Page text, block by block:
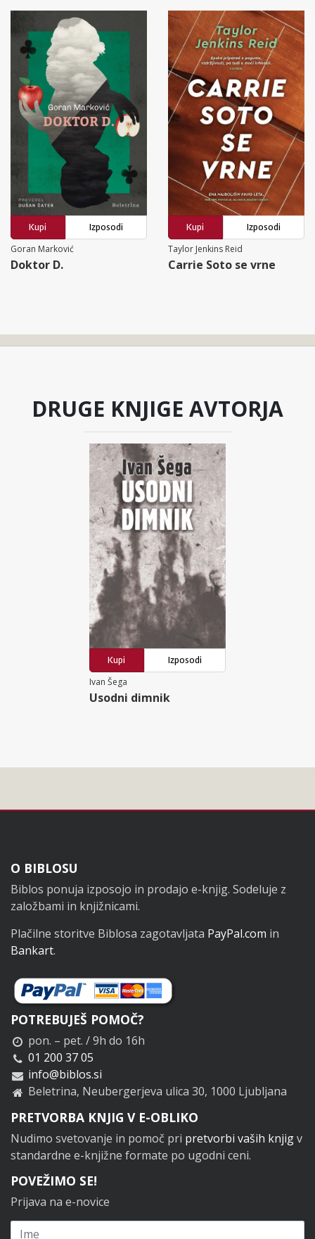
Kupi
Izposodi
Goran Marković
Doktor D.
Kupi
Izposodi
Taylor Jenkins Reid
Carrie Soto se vrne
DRUGE KNJIGE AVTORJA
Kupi
Izposodi
Ivan Šega
Usodni dimnik
Noga
O BIBLOSU
Biblos ponuja izposojo in prodajo e-knjig. Sodeluje z
založbami in knjižnicami.
Plačilne storitve Biblosa zagotavljata PayPal.com in
Bankart.
POTREBUJEŠ POMOČ?
pon. – pet. / 9h do 16h
01 200 37 05
info@biblos.si
Beletrina, Neubergerjeva ulica 30, 1000 Ljubljana
PRETVORBA KNJIG V E-OBLIKO
Nudimo svetovanje in pomoč pri pretvorbi vaših knjigv
standardne e-knjižne formate po ugodni ceni.
POVEŽIMO SE!
Prijava na e-novice